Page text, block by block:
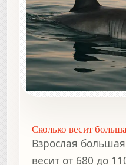
Сколько весит
Взрослая
весит от 680 до